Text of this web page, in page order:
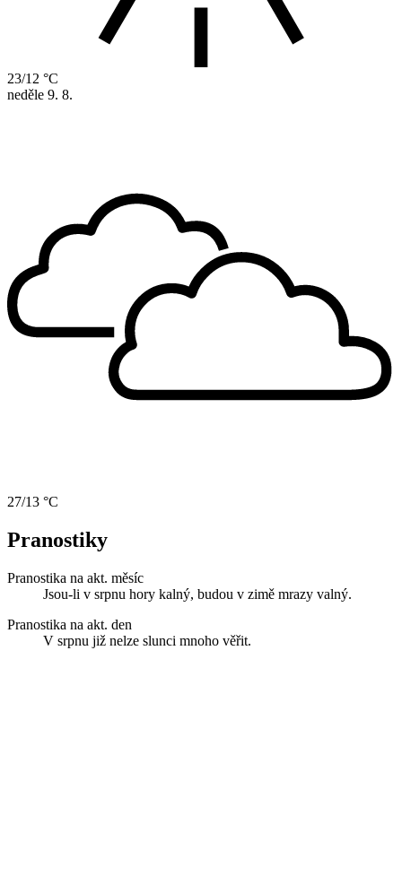
23/12 °C
neděle 9. 8.
27/13 °C
Pranostiky
Pranostika na akt. měsíc
Jsou-li v srpnu hory kalný, budou v zimě mrazy valný.
Pranostika na akt. den
V srpnu již nelze slunci mnoho věřit.